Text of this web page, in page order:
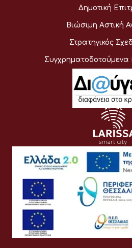
Δημοτική
Βιώσιμη Αστική
Στρατηγικός